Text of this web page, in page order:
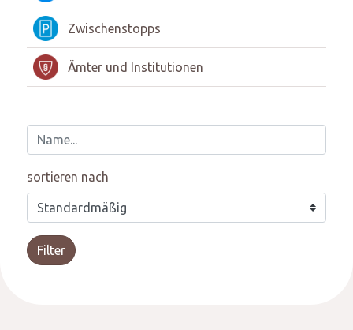
Zwischenstopps
Ämter und Institutionen
sortieren nach
Filter